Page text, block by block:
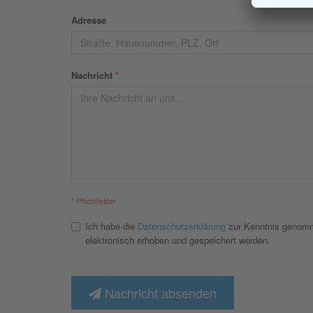
Adresse
Nachricht *
* Pflichtfelder
Ich habe die Datenschutzerklärung zur Kenntnis
elektronisch erhoben und gespeichert werden.
Nachricht absenden